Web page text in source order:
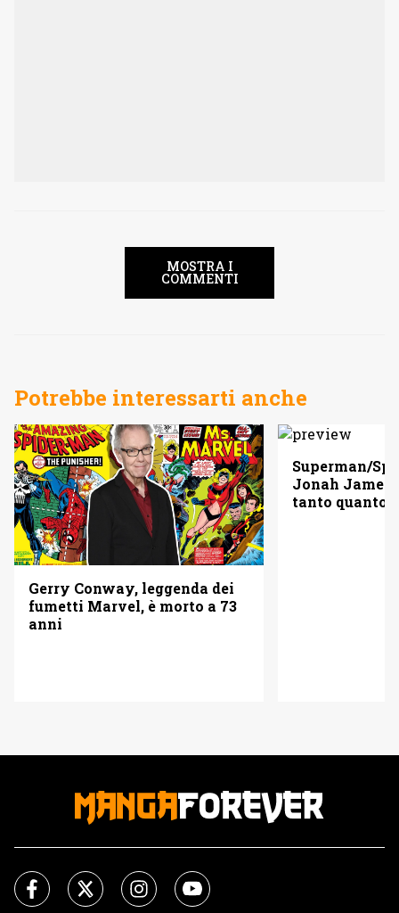
MOSTRA I
COMMENTI
Potrebbe interessarti anche
Gerry Conway, leggenda dei
fumetti Marvel, è morto a 73
anni
Superman/
Jonah
tanto quanto